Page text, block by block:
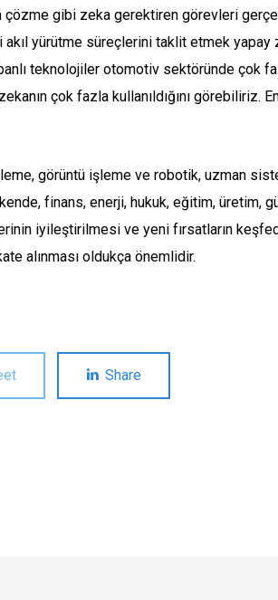
gibi zeka gerektiren görevleri
yürütme süreçlerini taklit etmek yapay
teknolojiler otomotiv sektöründe çok
çok fazla kullanıldığını görebiliriz.
görüntü işleme ve robotik, uzman
finans, enerji, hukuk, eğitim,
iyileştirilmesi ve yeni fırsatların
alınması oldukça önemlidir.
Share